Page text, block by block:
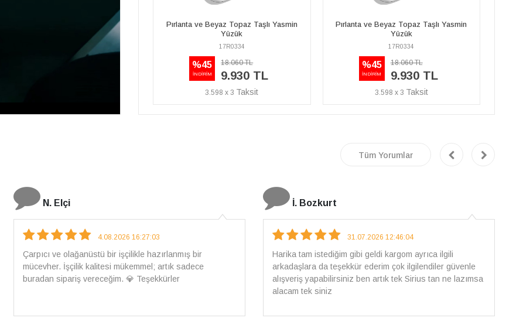
Pırlanta ve Beyaz Topaz Taşlı Yasmin
18.060 TL
Pırlanta ve Beyaz Topaz Taşlı Yasmin
Yüzük
17R0334
%45
İNDİRİM
18.060 TL
9.930 TL
3.598 x 3
Pırlanta ve Beyaz Topaz Taşlı Yasmin
Yüzük
17R0334
%45
İNDİRİM
18.060 TL
9.930 TL
3.598 x 3
Tüm Yorumlar
İ. Bozkurt
31.07.2026 12:46:04
Harika tam istediğim gibi geldi kargom ayrıca ilgili
arkadaşlara da teşekkür ederim çok ilgilendiler güvenle
alışveriş yapabilirsiniz ben artık tek Sirius tan ne lazımsa
E.T
18.07.2026 12:38:01
Pirlantami teslim alana kadar tüm surecte bilgilendirildim,
güvenli bir alisveris oldu benim icin ve paketleme özenle
yapilmisti sorunsuz bir sekilde pirlantami takiyorum. Yeni
alisveris adresim artik belli.🤩 Tesekkurler Sirius